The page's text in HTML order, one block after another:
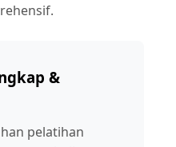
&
pelatihan